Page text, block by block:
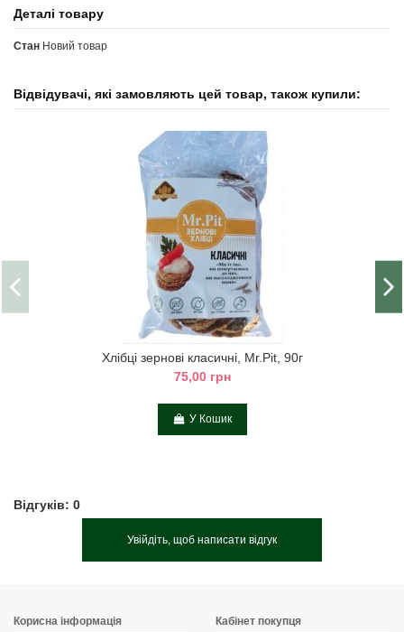
Деталі товару
Стан Новий товар
Відвідувачі, які замовляють цей товар, також купили:
Хлібці зернові класичні, Mr.Pit, 90г
75,00 грн
У Кошик
Відгуків: 0
Увійдіть, щоб написати відгук
Корисна інформація Кабінет покупця